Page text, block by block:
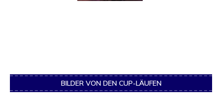
BILDER VON DEN CUP-LÄUFEN